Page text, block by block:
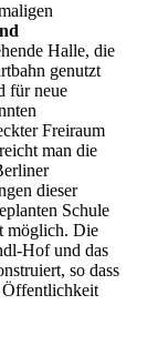
Halle, die
genutzt
für neue
Freiraum
man die
dieser
Schule
möglich. Die
Hof und das
so dass
Öffentlichkeit